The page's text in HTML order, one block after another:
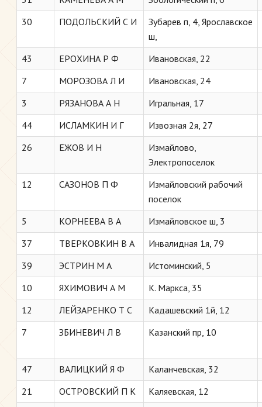
30
ПОДОЛЬСКИЙ С И
Зубарев п, 4, Ярославское
ш,
43
ЕРОХИНА Р Ф
Ивановская, 22
7
МОРОЗОВА Л И
Ивановская, 24
3
РЯЗАНОВА А Н
Игральная, 17
44
ИСЛАМКИН И Г
Извозная 2я, 27
26
ЕЖОВ И Н
Измайлово,
Электропоселок
12
САЗОНОВ П Ф
Измайловский рабочий
поселок
5
КОРНЕЕВА В А
Измайловское ш, 3
37
ТВЕРКОВКИН В А
Инвалидная 1я, 79
39
ЭСТРИН М А
Истоминский, 5
10
ЯХИМОВИЧ А М
К. Маркса, 35
12
ЛЕЙЗАРЕНКО Т С
Кадашевский 1й, 12
7
ЗБИНЕВИЧ Л В Казанский пр, 10
47 ВАЛИЦКИЙ Я Ф
Каланчевская, 32
21
ОСТРОВСКИЙ П К
Каляевская, 12